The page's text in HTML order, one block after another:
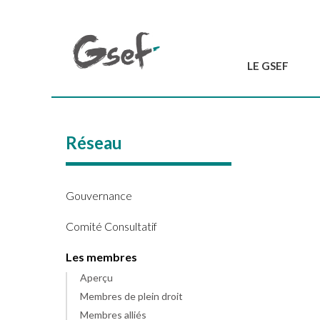
LE GSEF
Réseau
Gouvernance
Comité Consultatif
Les membres
Aperçu
Membres de plein droit
Membres alliés